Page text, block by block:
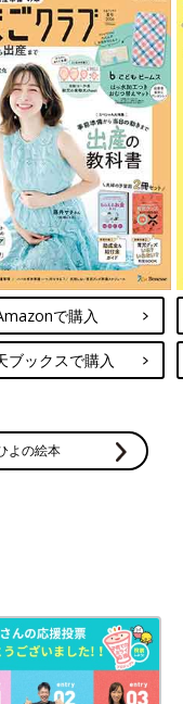
で購入
ブックスで購入
よの絵本